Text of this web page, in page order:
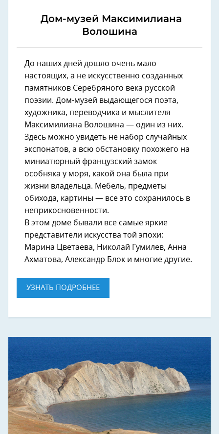
Дом-музей Максимилиана
Волошина
До наших дней дошло очень мало
настоящих, а не искусственно созданных
памятников Серебряного века русской
поэзии. Дом-музей выдающегося поэта,
художника, переводчика и мыслителя
Максимилиана Волошина — один из них.
Здесь можно увидеть не набор случайных
экспонатов, а всю обстановку похожего на
миниатюрный французский замок
особняка у моря, какой она была при
жизни владельца. Мебель, предметы
обихода, картины — все это сохранилось в
неприкосновенности.
В этом доме бывали все самые яркие
представители искусства той эпохи:
Марина Цветаева, Николай Гумилев, Анна
Ахматова, Александр Блок и многие другие.
УЗНАТЬ ПОДРОБНЕЕ